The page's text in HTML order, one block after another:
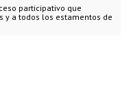
participativo que
y a todos los estamentos de